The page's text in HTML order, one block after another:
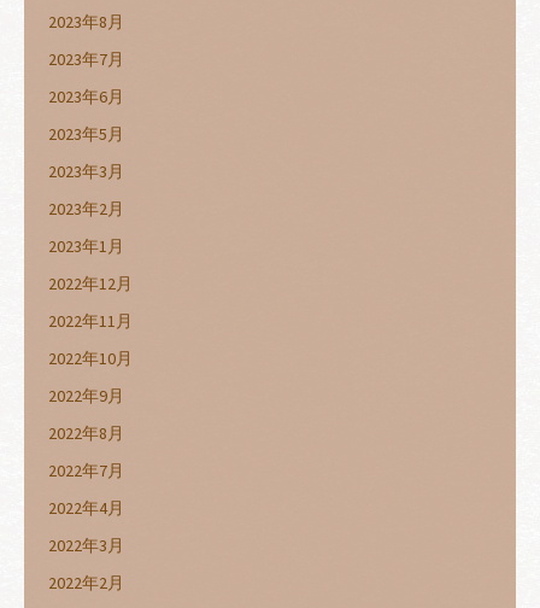
2023年8月
2023年7月
2023年6月
2023年5月
2023年3月
2023年2月
2023年1月
2022年12月
2022年11月
2022年10月
2022年9月
2022年8月
2022年7月
2022年4月
2022年3月
2022年2月